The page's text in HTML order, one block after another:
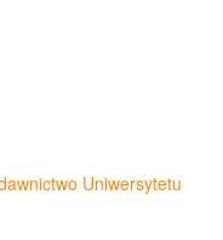
Uniwersytetu